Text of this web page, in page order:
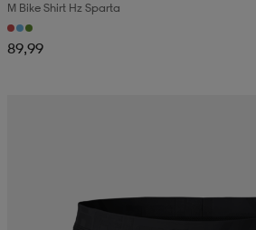
M Bike Shirt Hz Sparta
89,99